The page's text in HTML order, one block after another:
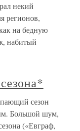
некий
регионов,
на бедную
набитый
сезон
Большой шум,
(«Евграф,